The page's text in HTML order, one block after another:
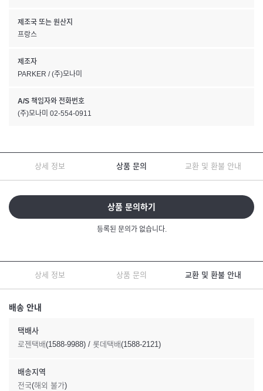
제조국 또는 원산지
프랑스
제조자
PARKER / (주)모나미
A/S 책임자와 전화번호
(주)모나미 02-554-0911
상세 정보 상품 문의 교환 및 환불 안내
상품 문의하기
등록된 문의가 없습니다.
상세 정보 상품 문의 교환 및 환불 안내
배송 안내
택배사
로젠택배(1588-9988) / 롯데택배(1588-2121)
배송지역
전국(해외 불가)